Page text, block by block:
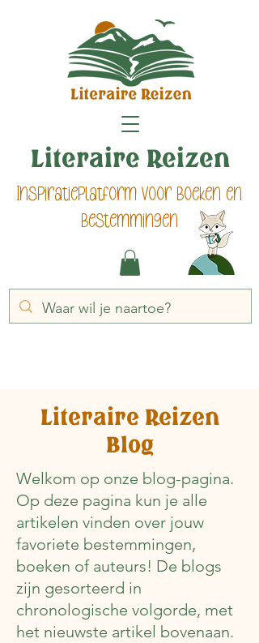
Inspiratieplatform voor boeken en
bestemmingen
Literaire Reizen
Literaire Reizen
Blog
Welkom op onze blog-pagina.
Op deze pagina kun je alle
artikelen vinden over jouw
favoriete bestemmingen,
boeken of auteurs! De blogs
zijn gesorteerd in
chronologische volgorde, met
het nieuwste artikel bovenaan.